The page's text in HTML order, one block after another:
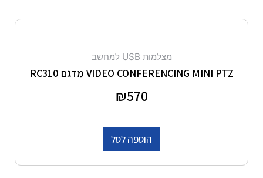
מצלמות USB למחשב
VIDEO CONFERENCING MINI PTZ מדגם RC310
₪570
הוספה לסל